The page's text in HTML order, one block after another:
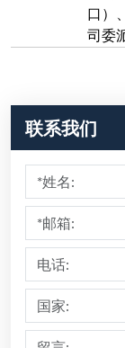
推荐产品